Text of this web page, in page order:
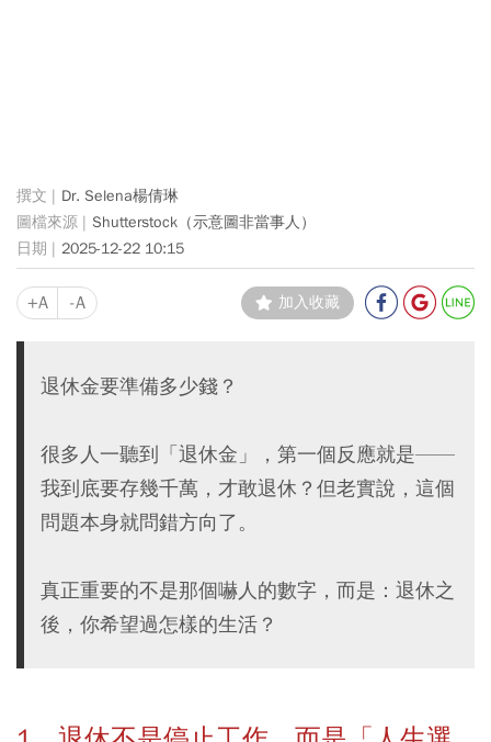
Dr. Selena楊倩琳
Shutterstock（示意圖非當事人）
2025-12-22 10:15
+A -A 加入收藏
退休金要準備多少錢？
很多人一聽到「退休金」，第一個反應就是——
我到底要存幾千萬，才敢退休？但老實說，這個
問題本身就問錯方向了。
真正重要的不是那個嚇人的數字，而是：退休之
後，你希望過怎樣的生活？